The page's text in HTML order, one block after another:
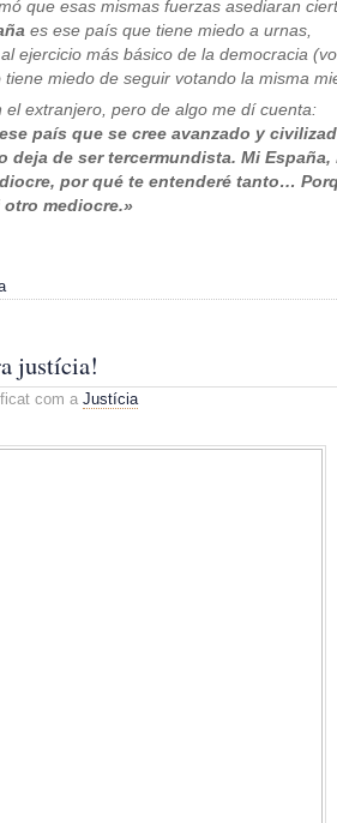
que esas mismas fuerzas asediaran
es ese país que tiene miedo a urnas,
ejercicio más básico de la democracia
tiene miedo de seguir votando la misma
el extranjero, pero de algo me dí cuenta:
país que se cree avanzado y
deja de ser tercermundista. Mi España,
por qué te entenderé tanto…
mediocre.»
justícia!
com a Justícia